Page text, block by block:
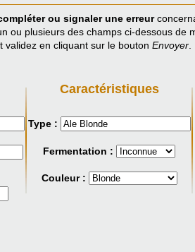
ou signaler une erreur
ou plusieurs des champs ci-dessous
validez en cliquant sur le bouton Envoyer
Caractéristiques
Type :
Fermentation :
Couleur :